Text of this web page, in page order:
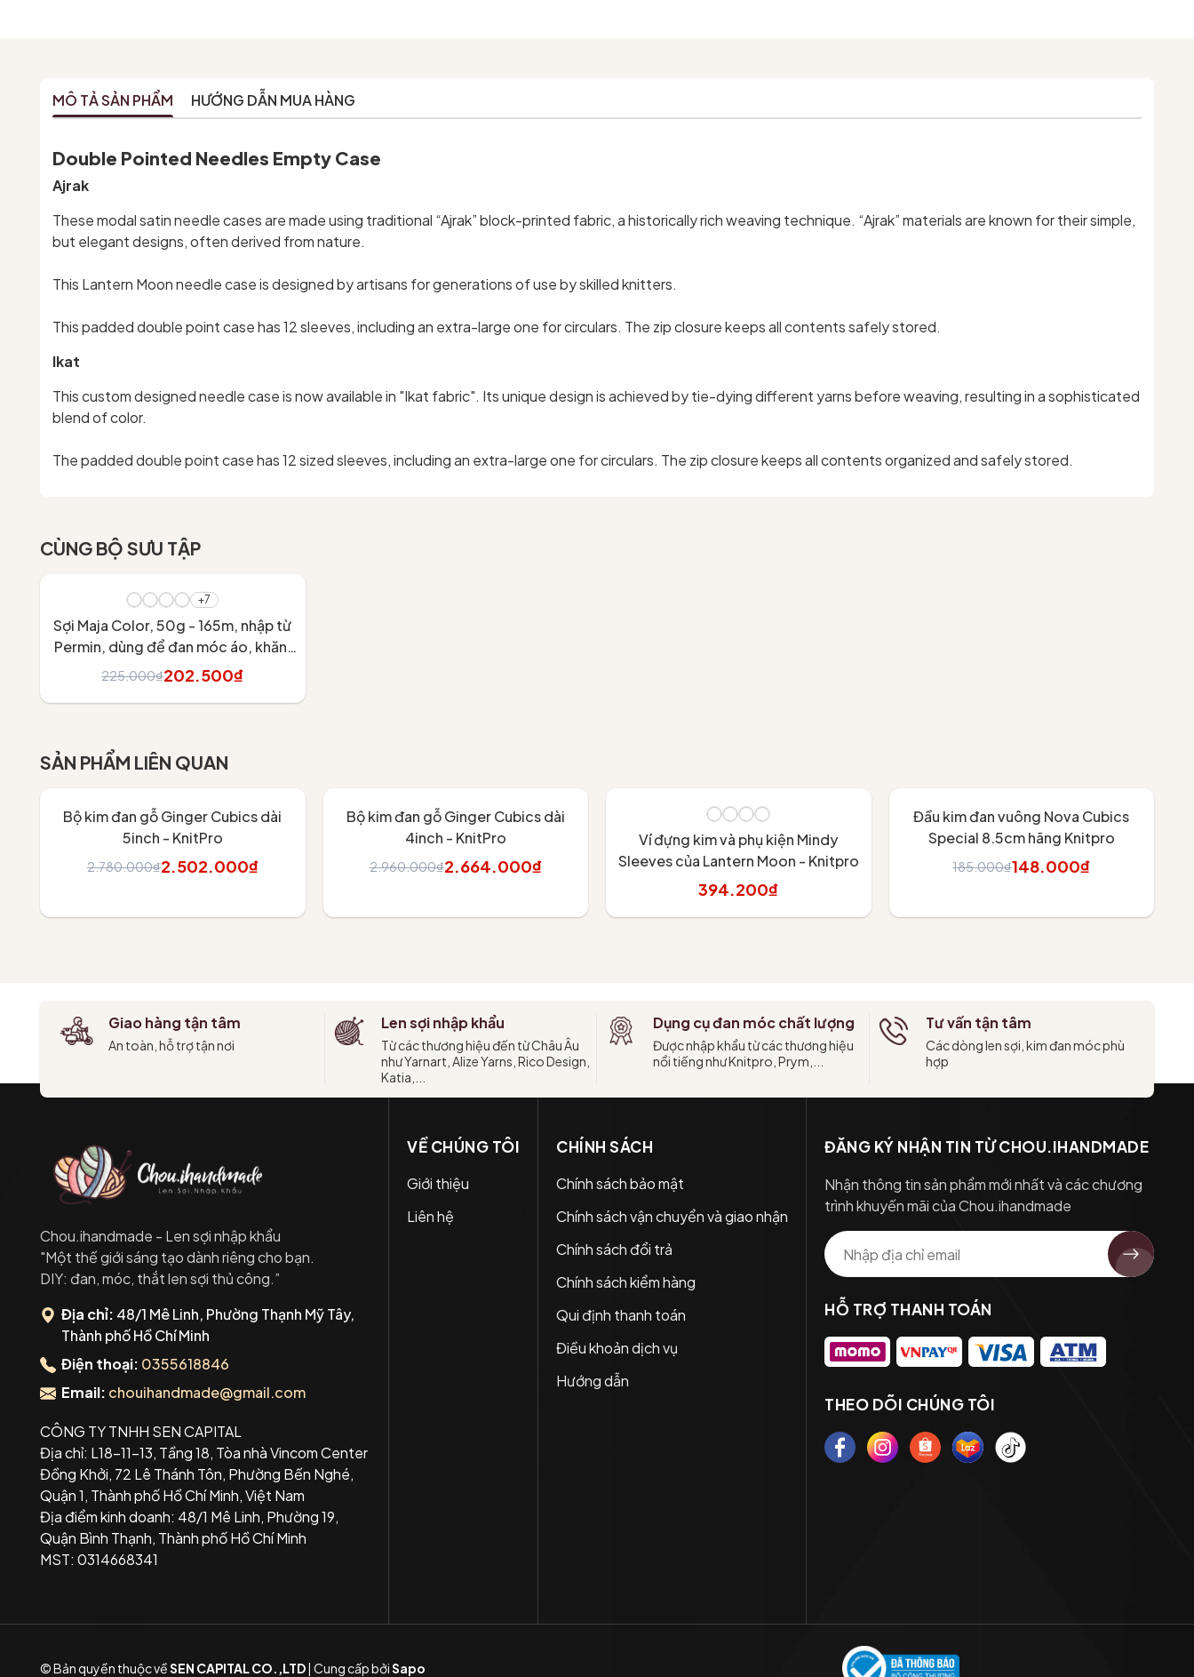
MÔ TẢ SẢN PHẨM HƯỚNG DẪN MUA HÀNG
Double Pointed Needles Empty Case
Ajrak
These modal satin needle cases are made using traditional “Ajrak” block-printed fabric, a historically rich weaving technique. “Ajrak” materials are known for their simple,
but elegant designs, often derived from nature.
This Lantern Moon needle case is designed by artisans for generations of use by skilled knitters.
This padded double point case has 12 sleeves, including an extra-large one for circulars. The zip closure keeps all contents safely stored.
Ikat
This custom designed needle case is now available in "Ikat fabric". Its unique design is achieved by tie-dying different yarns before weaving, resulting in a sophisticated
blend of color.
The padded double point case has 12 sized sleeves, including an extra-large one for circulars. The zip closure keeps all contents organized and safely stored.
CÙNG BỘ SƯU TẬP
+7
Sợi Maja Color, 50g - 165m, nhập từ
Permin, dùng để đan móc áo, khăn,
váy
225.000₫202.500₫
SẢN PHẨM LIÊN QUAN
Bộ kim đan gỗ Ginger Cubics dài
5inch - KnitPro
2.780.000₫2.502.000₫
Bộ kim đan gỗ Ginger Cubics dài
4inch - KnitPro
2.960.000₫2.664.000₫
Ví đựng kim và phụ kiện Mindy
Sleeves của Lantern Moon - Knitpro
394.200₫
Đầu kim đan vuông Nova Cubics
Special 8.5cm hãng Knitpro
185.000₫148.000₫
Giao hàng tận tâm
An toàn, hỗ trợ tận nơi
Len sợi nhập khẩu
Từ các thương hiệu đến từ Châu Âu
như Yarnart, Alize Yarns, Rico Design,
Katia,...
Dụng cụ đan móc chất lượng
Được nhập khẩu từ các thương hiệu
nổi tiếng như Knitpro, Prym,...
Tư vấn tận tâm
Các dòng len sợi, kim đan móc phù
hợp
Chou.ihandmade - Len sợi nhập khẩu
"Một thế giới sáng tạo dành riêng cho bạn.
DIY: đan, móc, thắt len sợi thủ công.”
Địa chỉ: 48/1 Mê Linh, Phường Thạnh Mỹ Tây,
Thành phố Hồ Chí Minh
Điện thoại: 0355618846
Email: chouihandmade@gmail.com
CÔNG TY TNHH SEN CAPITAL
Địa chỉ: L18-11-13, Tầng 18, Tòa nhà Vincom Center
Đồng Khởi, 72 Lê Thánh Tôn, Phường Bến Nghé,
Quận 1, Thành phố Hồ Chí Minh, Việt Nam
Địa điểm kinh doanh: 48/1 Mê Linh, Phường 19,
Quận Bình Thạnh, Thành phố Hồ Chí Minh
MST: 0314668341
VỀ CHÚNG TÔI
Giới thiệu
Liên hệ
CHÍNH SÁCH
Chính sách bảo mật
Chính sách vận chuyển và giao nhận
Chính sách đổi trả
Chính sách kiểm hàng
Qui định thanh toán
Điều khoản dịch vụ
Hướng dẫn
ĐĂNG KÝ NHẬN TIN TỪ CHOU.IHANDMADE
Nhận thông tin sản phẩm mới nhất và các chương
trình khuyến mãi của Chou.ihandmade
HỖ TRỢ THANH TOÁN
THEO DÕI CHÚNG TÔI
© Bản quyền thuộc vềSEN CAPITAL CO.,LTD| Cung cấp bởiSapo